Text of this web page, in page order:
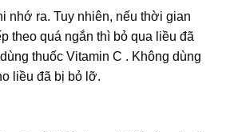
nhớ ra. Tuy nhiên, nếu thời gian
theo quá ngắn thì bỏ qua liều đã
thuốc Vitamin C . Không dùng
liều đã bị bỏ lỡ.